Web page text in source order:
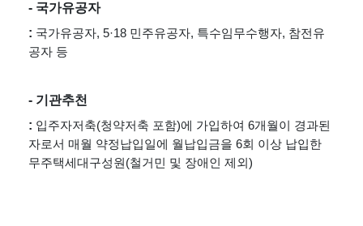
- 국가유공자
: 국가유공자, 5·18 민주유공자, 특수임무수행자, 참전유
공자 등
- 기관추천
: 입주자저축(청약저축 포함)에 가입하여 6개월이 경과된
자로서 매월 약정납입일에 월납입금을 6회 이상 납입한
무주택세대구성원(철거민 및 장애인 제외)